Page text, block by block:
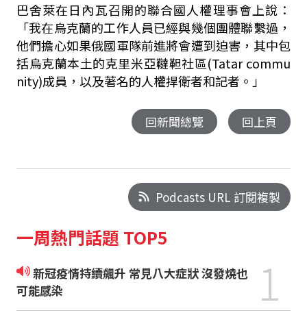
巴舍萊在日內瓦召開的聯合國人權理事會上說：
「我在烏克蘭的工作人員已經與幾個團體聯繫過，
他們擔心如果俄國軍隊前進將會遭到迫害，其中包
括烏克蘭本土的克里米亞韃靼社區(Tatar commu
nity)成員，以及著名的人權捍衛者和記者。」
回新聞總覽 回上頁
Podcasts URL 訂閱複製
一周熱門話題 TOP5
新冠疫情持續飆升 常見八大症狀 沒發燒也
可能感染
1